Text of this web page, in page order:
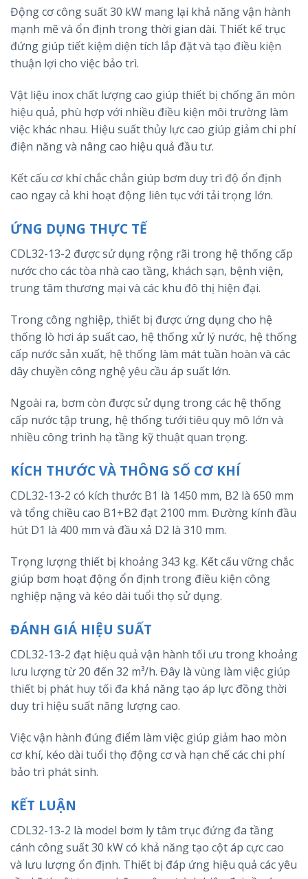
Động cơ công suất 30 kW mang lại khả năng vận hành
mạnh mẽ và ổn định trong thời gian dài. Thiết kế trục
đứng giúp tiết kiệm diện tích lắp đặt và tạo điều kiện
thuận lợi cho việc bảo trì.
Vật liệu inox chất lượng cao giúp thiết bị chống ăn mòn
hiệu quả, phù hợp với nhiều điều kiện môi trường làm
việc khác nhau. Hiệu suất thủy lực cao giúp giảm chi phí
điện năng và nâng cao hiệu quả đầu tư.
Kết cấu cơ khí chắc chắn giúp bơm duy trì độ ổn định
cao ngay cả khi hoạt động liên tục với tải trọng lớn.
ỨNG DỤNG THỰC TẾ
CDL32-13-2 được sử dụng rộng rãi trong hệ thống cấp
nước cho các tòa nhà cao tầng, khách sạn, bệnh viện,
trung tâm thương mại và các khu đô thị hiện đại.
Trong công nghiệp, thiết bị được ứng dụng cho hệ
thống lò hơi áp suất cao, hệ thống xử lý nước, hệ thống
cấp nước sản xuất, hệ thống làm mát tuần hoàn và các
dây chuyền công nghệ yêu cầu áp suất lớn.
Ngoài ra, bơm còn được sử dụng trong các hệ thống
cấp nước tập trung, hệ thống tưới tiêu quy mô lớn và
nhiều công trình hạ tầng kỹ thuật quan trọng.
KÍCH THƯỚC VÀ THÔNG SỐ CƠ KHÍ
CDL32-13-2 có kích thước B1 là 1450 mm, B2 là 650 mm
và tổng chiều cao B1+B2 đạt 2100 mm. Đường kính đầu
hút D1 là 400 mm và đầu xả D2 là 310 mm.
Trọng lượng thiết bị khoảng 343 kg. Kết cấu vững chắc
giúp bơm hoạt động ổn định trong điều kiện công
nghiệp nặng và kéo dài tuổi thọ sử dụng.
ĐÁNH GIÁ HIỆU SUẤT
CDL32-13-2 đạt hiệu quả vận hành tối ưu trong khoảng
lưu lượng từ 20 đến 32 m³/h. Đây là vùng làm việc giúp
thiết bị phát huy tối đa khả năng tạo áp lực đồng thời
duy trì hiệu suất năng lượng cao.
Việc vận hành đúng điểm làm việc giúp giảm hao mòn
cơ khí, kéo dài tuổi thọ động cơ và hạn chế các chi phí
bảo trì phát sinh.
KẾT LUẬN
CDL32-13-2 là model bơm ly tâm trục đứng đa tầng
cánh công suất 30 kW có khả năng tạo cột áp cực cao
và lưu lượng ổn định. Thiết bị đáp ứng hiệu quả các yêu